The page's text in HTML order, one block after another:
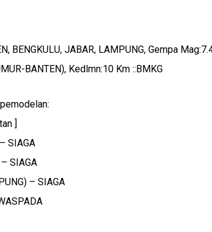
BENGKULU, JABAR, LAMPUNG, Gempa
BANTEN), Kedlmn:10 Km ::BMKG
]
SIAGA
SIAGA
– SIAGA